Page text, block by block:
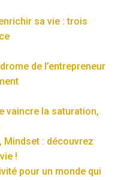
sa vie : trois
de l’entrepreneur
vaincre la saturation,
Mindset : découvrez
!
pour un monde qui